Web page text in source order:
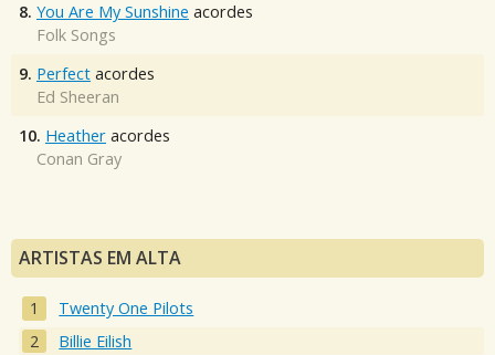
8. You Are My Sunshine acordes
Folk Songs
9. Perfect acordes
Ed Sheeran
10. Heather acordes
Conan Gray
ARTISTAS EM ALTA
Twenty One Pilots
Billie Eilish